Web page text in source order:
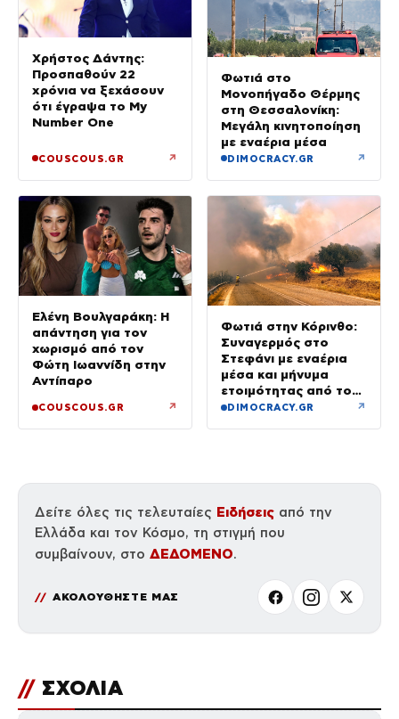
Χρήστος Δάντης:
Προσπαθούν 22
χρόνια να ξεχάσουν
ότι έγραψα το My
Number One
COUSCOUS.GR ↗
Φωτιά στο
Μονοπήγαδο Θέρμης
στη Θεσσαλονίκη:
Μεγάλη κινητοποίηση
με εναέρια μέσα
DIMOCRACY.GR ↗
Ελένη Βουλγαράκη: Η
απάντηση για τον
χωρισμό από τον
Φώτη Ιωαννίδη στην
Αντίπαρο
COUSCOUS.GR ↗
Φωτιά στην Κόρινθο:
Συναγερμός στο
Στεφάνι με εναέρια
μέσα και μήνυμα
ετοιμότητας από το
112DIMOCRACY.GR ↗
Δείτε όλες τις τελευταίες Ειδήσεις από την
Ελλάδα και τον Κόσμο, τη στιγμή που
συμβαίνουν, στο ΔΕΔΟΜΕΝΟ.
ΑΚΟΛΟΥΘΗΣΤΕ ΜΑΣ
// ΣΧΟΛΙΑ